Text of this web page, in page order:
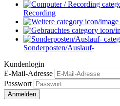
Recording
Sonderposten/Auslauf-
Kundenlogin
E-Mail-Adresse
Passwort
Anmelden